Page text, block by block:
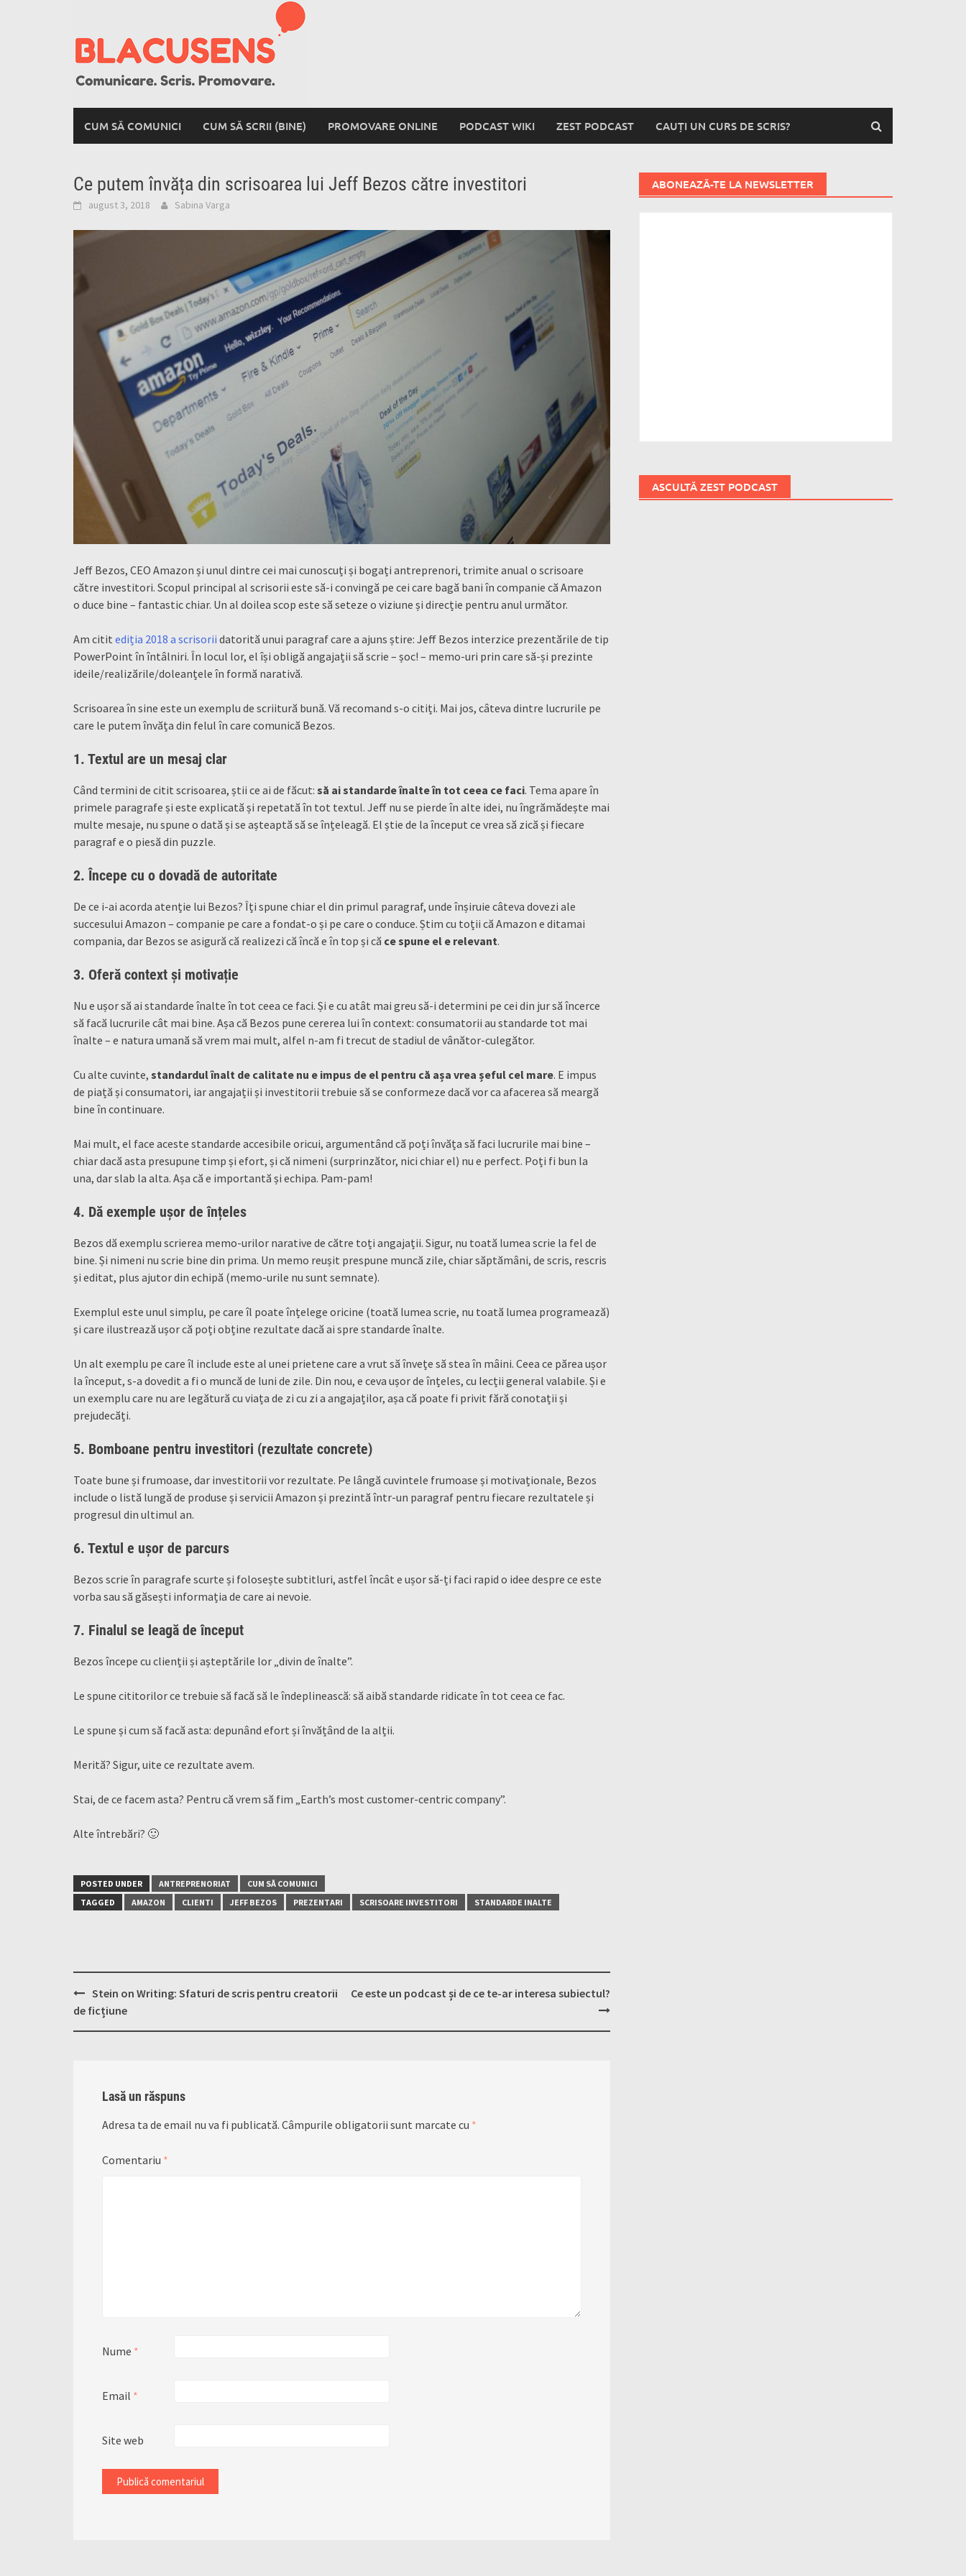
CUM SĂ COMUNICI CUM SĂ SCRII (BINE) PROMOVARE ONLINE PODCAST WIKI ZEST PODCAST CAUȚI UN CURS DE SCRIS?
Ce putem învăța din scrisoarea lui Jeff Bezos către investitori
august 3, 2018 Sabina Varga
Jeff Bezos, CEO Amazon și unul dintre cei mai cunoscuți și bogați antreprenori, trimite anual o scrisoare
către investitori. Scopul principal al scrisorii este să-i convingă pe cei care bagă bani în companie că Amazon
o duce bine – fantastic chiar. Un al doilea scop este să seteze o viziune și direcție pentru anul următor.
Am citit ediția 2018 a scrisorii datorită unui paragraf care a ajuns știre: Jeff Bezos interzice prezentările de tip
PowerPoint în întâlniri. În locul lor, el își obligă angajații să scrie – șoc! – memo-uri prin care să-și prezinte
ideile/realizările/doleanțele în formă narativă.
Scrisoarea în sine este un exemplu de scriitură bună. Vă recomand s-o citiți. Mai jos, câteva dintre lucrurile pe
care le putem învăța din felul în care comunică Bezos.
1. Textul are un mesaj clar
Când termini de citit scrisoarea, știi ce ai de făcut: să ai standarde înalte în tot ceea ce faci. Tema apare în
primele paragrafe și este explicată și repetată în tot textul. Jeff nu se pierde în alte idei, nu îngrămădește mai
multe mesaje, nu spune o dată și se așteaptă să se înțeleagă. El știe de la început ce vrea să zică și fiecare
paragraf e o piesă din puzzle.
2. Începe cu o dovadă de autoritate
De ce i-ai acorda atenție lui Bezos? Îți spune chiar el din primul paragraf, unde înșiruie câteva dovezi ale
succesului Amazon – companie pe care a fondat-o și pe care o conduce. Știm cu toții că Amazon e ditamai
compania, dar Bezos se asigură că realizezi că încă e în top și că ce spune el e relevant.
3. Oferă context și motivație
Nu e ușor să ai standarde înalte în tot ceea ce faci. Și e cu atât mai greu să-i determini pe cei din jur să încerce
să facă lucrurile cât mai bine. Așa că Bezos pune cererea lui în context: consumatorii au standarde tot mai
înalte – e natura umană să vrem mai mult, alfel n-am fi trecut de stadiul de vânător-culegător.
Cu alte cuvinte, standardul înalt de calitate nu e impus de el pentru că așa vrea șeful cel mare. E impus
de piață și consumatori, iar angajații și investitorii trebuie să se conformeze dacă vor ca afacerea să meargă
bine în continuare.
Mai mult, el face aceste standarde accesibile oricui, argumentând că poți învăța să faci lucrurile mai bine –
chiar dacă asta presupune timp și efort, și că nimeni (surprinzător, nici chiar el) nu e perfect. Poți fi bun la
una, dar slab la alta. Așa că e importantă și echipa. Pam-pam!
4. Dă exemple ușor de înțeles
Bezos dă exemplu scrierea memo-urilor narative de către toți angajații. Sigur, nu toată lumea scrie la fel de
bine. Și nimeni nu scrie bine din prima. Un memo reușit prespune muncă zile, chiar săptămâni, de scris, rescris
și editat, plus ajutor din echipă (memo-urile nu sunt semnate).
Exemplul este unul simplu, pe care îl poate înțelege oricine (toată lumea scrie, nu toată lumea programează)
și care ilustrează ușor că poți obține rezultate dacă ai spre standarde înalte.
Un alt exemplu pe care îl include este al unei prietene care a vrut să învețe să stea în mâini. Ceea ce părea ușor
la început, s-a dovedit a fi o muncă de luni de zile. Din nou, e ceva ușor de înțeles, cu lecții general valabile. Și e
un exemplu care nu are legătură cu viața de zi cu zi a angajaților, așa că poate fi privit fără conotații și
prejudecăți.
5. Bomboane pentru investitori (rezultate concrete)
Toate bune și frumoase, dar investitorii vor rezultate. Pe lângă cuvintele frumoase și motivaționale, Bezos
include o listă lungă de produse și servicii Amazon și prezintă într-un paragraf pentru fiecare rezultatele și
progresul din ultimul an.
6. Textul e ușor de parcurs
Bezos scrie în paragrafe scurte și folosește subtitluri, astfel încât e ușor să-ți faci rapid o idee despre ce este
vorba sau să găsești informația de care ai nevoie.
7. Finalul se leagă de început
Bezos începe cu clienții și așteptările lor „divin de înalte”.
Le spune cititorilor ce trebuie să facă să le îndeplinească: să aibă standarde ridicate în tot ceea ce fac.
Le spune și cum să facă asta: depunând efort și învățând de la alții.
Merită? Sigur, uite ce rezultate avem.
Stai, de ce facem asta? Pentru că vrem să fim „Earth’s most customer-centric company”.
Alte întrebări? 🙂
POSTED UNDER ANTREPRENORIAT
CUM SĂ COMUNICI
TAGGED
AMAZON CLIENTI JEFF BEZOS PREZENTARI SCRISOARE INVESTITORI STANDARDE INALTE
Post
navigation
Stein on Writing: Sfaturi de scris pentru creatorii
de ficțiune
Ce este un podcast și de ce te-ar interesa subiectul?
Lasă un răspuns
Adresa ta de email nu va fi publicată. Câmpurile obligatorii sunt marcate cu *
Comentariu *
Nume *
Email *
Site web
ABONEAZĂ-TE LA NEWSLETTER
ASCULTĂ ZEST PODCAST